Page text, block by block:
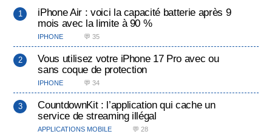
iPhone Air : voici la capacité batterie après 9
mois avec la limite à 90 %
IPHONE 💬 35
Vous utilisez votre iPhone 17 Pro avec ou
sans coque de protection
IPHONE 💬 34
CountdownKit : l’application qui cache un
service de streaming illégal
APPLICATIONS MOBILE 💬 28